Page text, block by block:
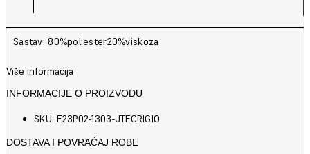
Sastav: 80%poliester20%viskoza
Više informacija
INFORMACIJE O PROIZVODU
SKU: E23P02-1303-JTEGRIGIO
DOSTAVA I POVRAĆAJ ROBE